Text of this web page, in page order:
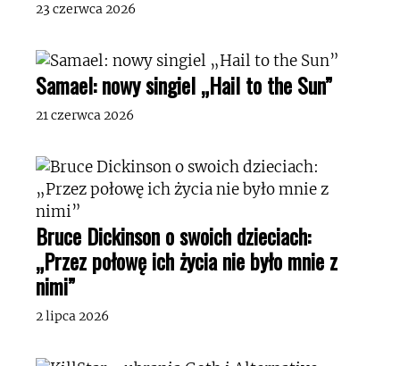
23 czerwca 2026
Samael: nowy singiel „Hail to the Sun”
21 czerwca 2026
Bruce Dickinson o swoich dzieciach:
„Przez połowę ich życia nie było mnie z
nimi”
2 lipca 2026